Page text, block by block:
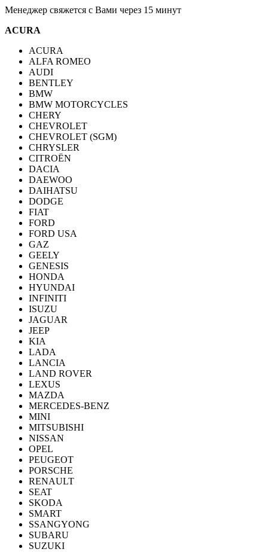
Менеджер свяжется с Вами через 15 минут
ACURA
ACURA
ALFA ROMEO
AUDI
BENTLEY
BMW
BMW MOTORCYCLES
CHERY
CHEVROLET
CHEVROLET (SGM)
CHRYSLER
CITROËN
DACIA
DAEWOO
DAIHATSU
DODGE
FIAT
FORD
FORD USA
GAZ
GEELY
GENESIS
HONDA
HYUNDAI
INFINITI
ISUZU
JAGUAR
JEEP
KIA
LADA
LANCIA
LAND ROVER
LEXUS
MAZDA
MERCEDES-BENZ
MINI
MITSUBISHI
NISSAN
OPEL
PEUGEOT
PORSCHE
RENAULT
SEAT
SKODA
SMART
SSANGYONG
SUBARU
SUZUKI